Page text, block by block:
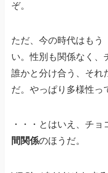
ぞ。
ただ、今の時代はもう
い。性別も関係なく、
誰かと分け合う、それ
だ。やっぱり多様性っ
・・・とはいえ、チ
間関係のほうだ。